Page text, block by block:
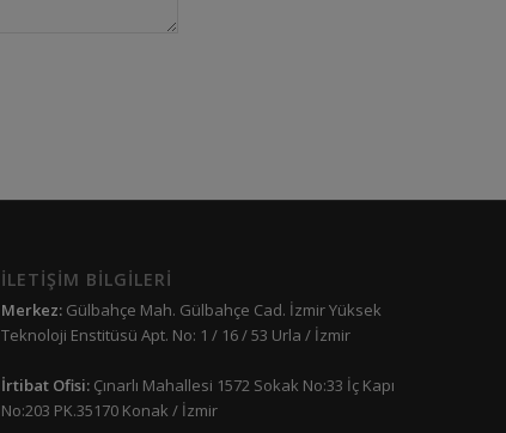
İLETİŞİM BİLGİLERİ
Merkez: Gülbahçe Mah. Gülbahçe Cad. İzmir Yüksek
Teknoloji Enstitüsü Apt. No: 1 / 16 / 53 Urla / İzmir
İrtibat Ofisi: Çınarlı Mahallesi 1572 Sokak No:33 İç Kapı
No:203 PK.35170 Konak / İzmir